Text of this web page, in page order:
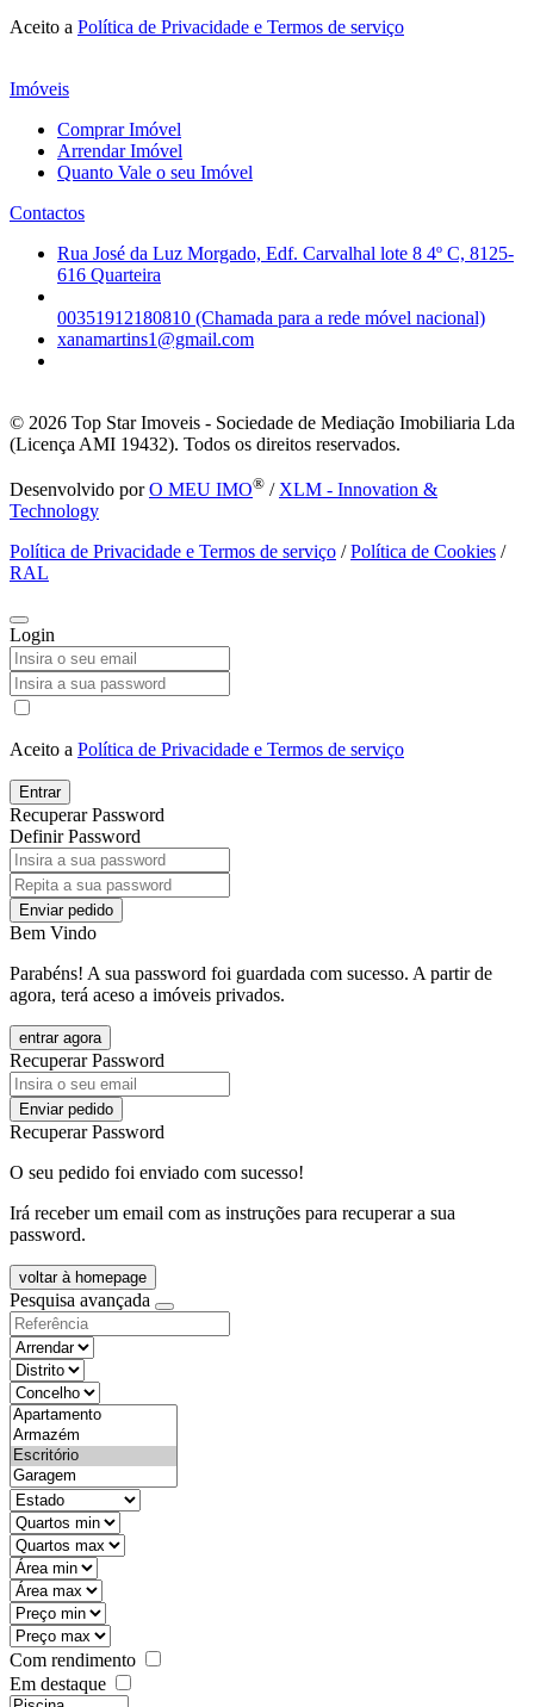
Aceito a Política de Privacidade e Termos de serviço
Imóveis
Comprar Imóvel
Arrendar Imóvel
Quanto Vale o seu Imóvel
Contactos
Rua José da Luz Morgado, Edf. Carvalhal lote 8 4º C, 8125-
616 Quarteira
00351912180810 (Chamada para a rede móvel nacional)
xanamartins1@gmail.com
© 2026 Top Star Imoveis - Sociedade de Mediação Imobiliaria Lda
(Licença AMI 19432). Todos os direitos reservados.
Desenvolvido porO MEU IMO® / XLM - Innovation &
Technology
Política de Privacidade e Termos de serviço /Política de Cookies /
RAL
Login
Aceito a Política de Privacidade e Termos de serviço
Entrar
Recuperar Password
Definir Password
Enviar pedido
Bem Vindo
Parabéns! A sua password foi guardada com sucesso. A partir de
agora, terá aceso a imóveis privados.
entrar agora
Recuperar Password
Enviar pedido
Recuperar Password
O seu pedido foi enviado com sucesso!
Irá receber um email com as instruções para recuperar a sua
password.
voltar à homepage
Pesquisa avançada
objective
districtId
countyId
types
state
mintypo
maxtypo
minarea
maxarea
minprice
maxprice
Com rendimento
Em destaque